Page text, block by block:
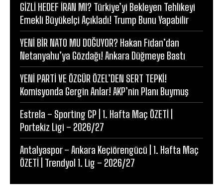
GİZLİ HEDEF İRAN MI? Türkiye’yi Bekleyen Tehlikeyi
Emekli Büyükelçi Açıkladı! Trump Bunu Yapabilir
YENİ BİR NATO MU DOĞUYOR? Hakan Fidan’dan
Netanyahu’ya Gözdağı! Ankara Düğmeye Bastı
YENİ PARTİ VE ÖZGÜR ÖZEL’DEN SERT TEPKİ!
Komisyonda Gergin Anlar! AKP’nin Planı Buymuş
Estrela – Sporting CP | 1. Hafta Maç ÖZETİ |
Portekiz Ligi – 2026/27
Antalyaspor – Ankara Keçiörengücü | 1. Hafta Maç
ÖZETİ | Trendyol 1. Lig – 2026/27